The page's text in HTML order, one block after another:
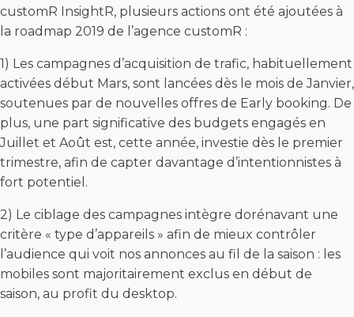
customR InsightR, plusieurs actions ont été ajoutées à
la roadmap 2019 de l’agence customR :
1) Les campagnes d’acquisition de trafic, habituellement
activées début Mars, sont lancées dès le mois de Janvier,
soutenues par de nouvelles offres de Early booking. De
plus, une part significative des budgets engagés en
Juillet et Août est, cette année, investie dès le premier
trimestre, afin de capter davantage d’intentionnistes à
fort potentiel.
2) Le ciblage des campagnes intègre dorénavant une
critère « type d’appareils » afin de mieux contrôler
l’audience qui voit nos annonces au fil de la saison : les
mobiles sont majoritairement exclus en début de
saison, au profit du desktop.